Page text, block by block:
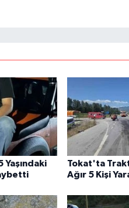
Yaşındaki
Tokat'ta
Ağır 5 Kişi